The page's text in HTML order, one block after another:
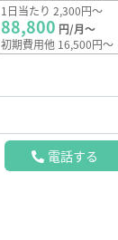
1日当たり 2,300円～
88,800 円/月～
初期費用他 16,500円～
電話する